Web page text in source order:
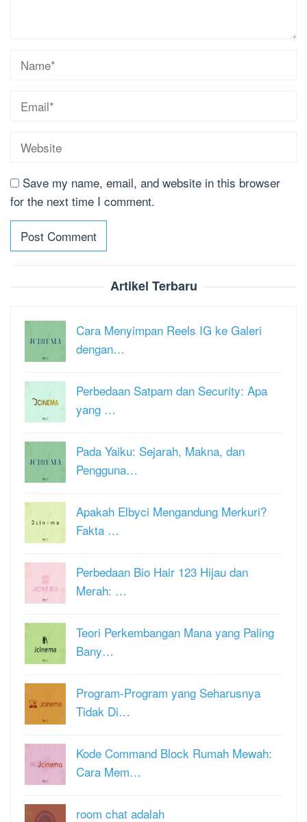
Save my name, email, and website in this browser
for the next time I comment.
Artikel Terbaru
Cara Menyimpan Reels IG ke Galeri
dengan…
Perbedaan Satpam dan Security: Apa
yang …
Pada Yaiku: Sejarah, Makna, dan
Pengguna…
Apakah Elbyci Mengandung Merkuri?
Fakta …
Perbedaan Bio Hair 123 Hijau dan
Merah: …
Teori Perkembangan Mana yang Paling
Bany…
Program-Program yang Seharusnya
Tidak Di…
Kode Command Block Rumah Mewah:
Cara Mem…
room chat adalah